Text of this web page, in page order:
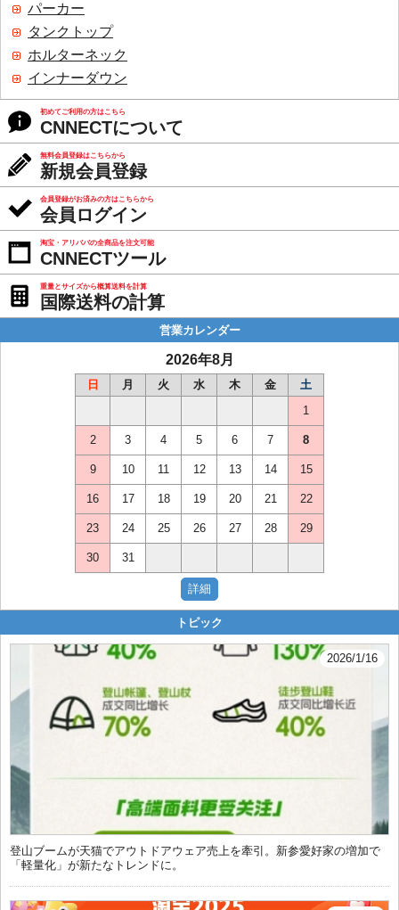
パーカー
タンクトップ
ホルターネック
インナーダウン
初めてご利用の方はこちら
CNNECTについて
無料会員登録はこちらから
新規会員登録
会員登録がお済みの方はこちらから
会員ログイン
淘宝・アリババの全商品を注文可能
CNNECTツール
重量とサイズから概算送料を計算
国際送料の計算
営業カレンダー
2026年8月
日 月 火 水 木 金
土
1
2 3 4 5 6 7 8
9 10 11 12 13 14 15
16 17 18 19 20 21 22
23 24 25 26 27 28 29
30 31
トピック
2026/1/16
登山ブームが天猫でアウトドアウェア売上を牽引。新参愛好家の増加で
「軽量化」が新たなトレンドに。